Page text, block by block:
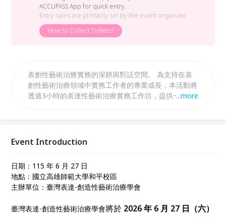
ACCUPASS App for quick entry.
Entry rules are primarily set by the event organizer.
How to Collect Tickets?
表創性藝術治療實務的深耕與對話空間。 為支持在表
創性藝術治療領域中實務工作者的專業成長，本活動將
透過3小時的表達性藝術治療實務工作坊，提供一個安
理解創作歷程中的動力轉化、臨床判斷與自我覺察。
...more
Event Introduction
日期：115 年 6 月 27 日
地點：國立高雄師範大學和平校區
主辦單位：臺灣表達-創造性藝術治療學會
臺灣表達-創造性藝術治療學會將於 2026 年 6 月 27 日（六）